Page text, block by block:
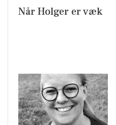
Når Holger er væk